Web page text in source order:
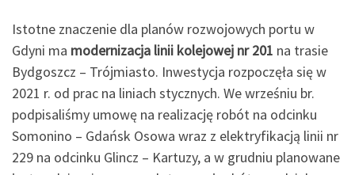
Istotne znaczenie dla planów rozwojowych portu w
Gdyni ma modernizacja linii kolejowej nr 201 na trasie
Bydgoszcz – Trójmiasto. Inwestycja rozpoczęła się w
2021 r. od prac na liniach stycznych. We wrześniu br.
podpisaliśmy umowę na realizację robót na odcinku
Somonino – Gdańsk Osowa wraz z elektryfikacją linii nr
229 na odcinku Glincz – Kartuzy, a w grudniu planowane